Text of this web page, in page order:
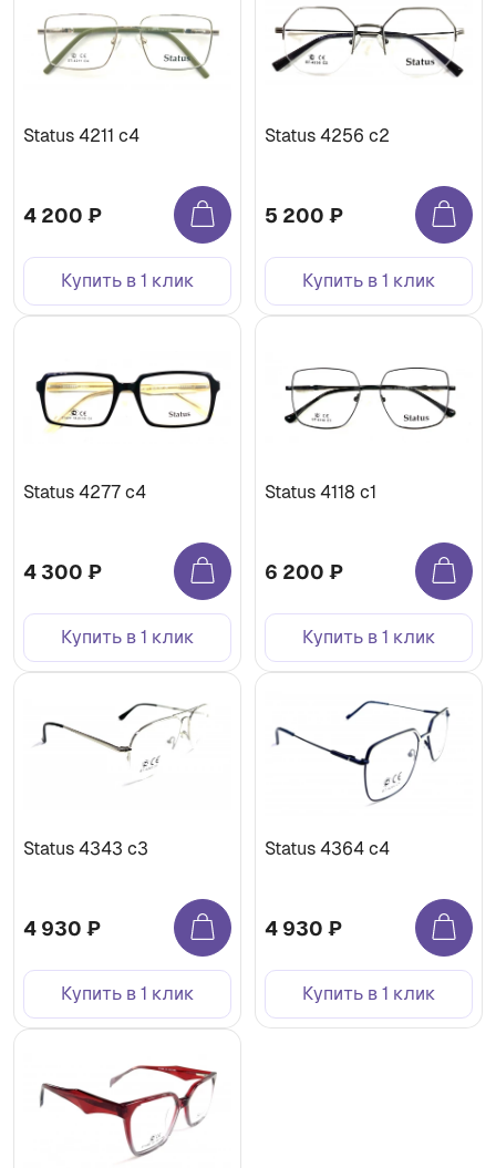
Status 4211 c4
4 200 ₽
Купить в 1 клик
Status 4256 с2
5 200 ₽
Купить в 1 клик
Status 4277 с4
4 300 ₽
Купить в 1 клик
Status 4118 с1
6 200 ₽
Купить в 1 клик
Status 4343 с3
4 930 ₽
Купить в 1 клик
Status 4364 с4
4 930 ₽
Купить в 1 клик